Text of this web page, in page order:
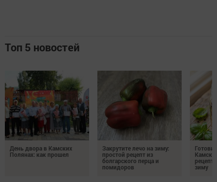
Топ 5 новостей
День двора в Камских
Полянах: как прошел
Закрутите лечо на зиму:
простой рецепт из
болгарского перца и
помидоров
зиму